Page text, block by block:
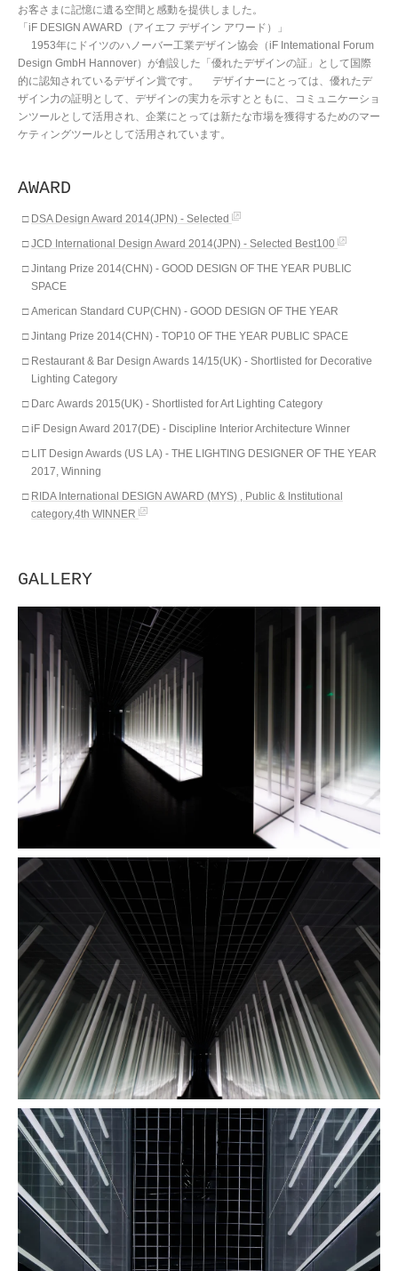
お客さまに記憶に遺る空間と感動を提供しました。
「iF DESIGN AWARD（アイエフ デザイン アワード）」
1953年にドイツのハノーバー工業デザイン協会（iF Intemational Forum
Design GmbH Hannover）が創設した「優れたデザインの証」として国際
的に認知されているデザイン賞です。 デザイナーにとっては、優れたデ
ザイン力の証明として、デザインの実力を示すとともに、コミュニケーショ
ンツールとして活用され、企業にとっては新たな市場を獲得するためのマー
ケティングツールとして活用されています。
AWARD
DSA Design Award 2014(JPN) - Selected
JCD International Design Award 2014(JPN) - Selected Best100
Jintang Prize 2014(CHN) - GOOD DESIGN OF THE YEAR PUBLIC
SPACE
American Standard CUP(CHN) - GOOD DESIGN OF THE YEAR
Jintang Prize 2014(CHN) - TOP10 OF THE YEAR PUBLIC SPACE
Restaurant & Bar Design Awards 14/15(UK) - Shortlisted for Decorative
Lighting Category
Darc Awards 2015(UK) - Shortlisted for Art Lighting Category
iF Design Award 2017(DE) - Discipline Interior Architecture Winner
LIT Design Awards (US LA) - THE LIGHTING DESIGNER OF THE YEAR
2017, Winning
RIDA International DESIGN AWARD (MYS) , Public & Institutional
category,4th WINNER
GALLERY